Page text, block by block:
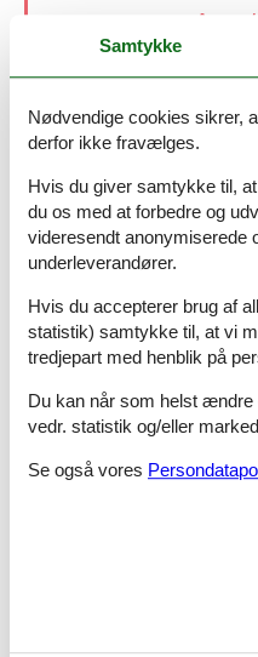
Agerø /
Agger Havn
Agger
Samtykke
Nødvendige cookies sikrer,
derfor ikke fravælges.
Hvis du giver samtykke til,
du os med at forbedre og
videresendt anonymiserede
underleverandører.
Hvis du accepterer brug af
statistik) samtykke til, at vi
tredjepart med henblik på
Du kan når som helst
vedr. statistik og/eller
Se også vores